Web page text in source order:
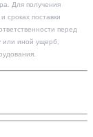
Для получения
сроках поставки
перед
или иной ущерб,